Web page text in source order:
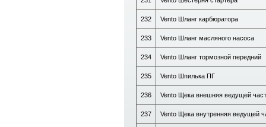
232 Vento Шланг карбюратора
233 Vento Шланг масляного насоса
234 Vento Шланг тормозной передний
235 Vento Шпилька ПГ
236 Vento Щека внешняя ведущей
237 Vento Щека внутренняя ведущей